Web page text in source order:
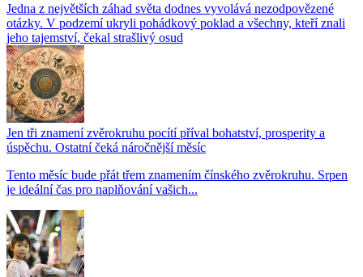
Jedna z největších záhad světa dodnes vyvolává nezodpovězené
otázky. V podzemí ukryli pohádkový poklad a všechny, kteří znali
jeho tajemství, čekal strašlivý osud
Jen tři znamení zvěrokruhu pocítí příval bohatství, prosperity a
úspěchu. Ostatní čeká náročnější měsíc
Tento měsíc bude přát třem znamením čínského zvěrokruhu. Srpen
je ideální čas pro naplňování vašich...